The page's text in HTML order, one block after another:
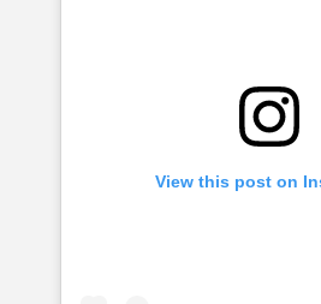
View this post on